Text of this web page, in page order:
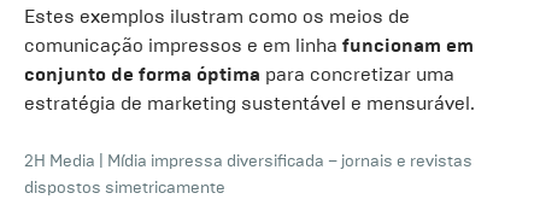
Estes exemplos ilustram como os meios de
comunicação impressos e em linha funcionam em
conjunto de forma óptima para concretizar uma
estratégia de marketing sustentável e mensurável.
2H Media
Mídia impressa diversificada – jornais e revistas
dispostos simetricamente